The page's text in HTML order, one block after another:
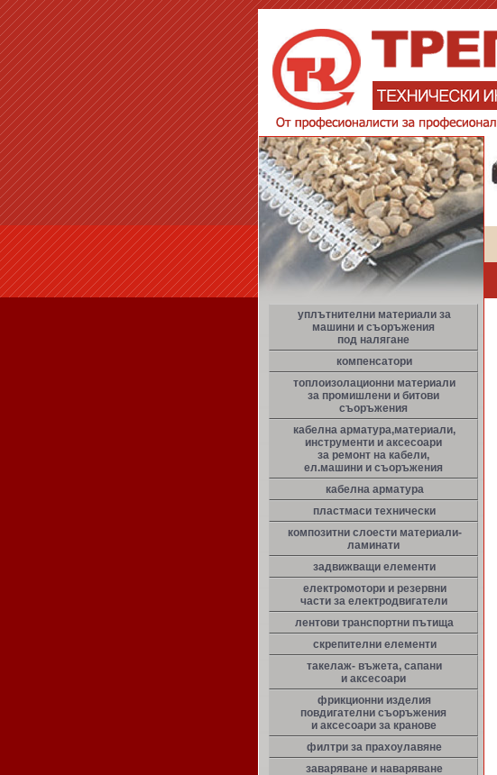
уплътнителни материали за
машини и съоръжения
под налягане
компенсатори
топлоизолационни материали
за промишлени и битови
съоръжения
кабелна арматура,материали,
инструменти и аксесоари
за ремонт на кабели,
ел.машини и съоръжения
кабелна арматура
пластмаси технически
композитни слоести материали-
ламинати
задвижващи елементи
електромотори и резервни
части за електродвигатели
лентови транспортни пътища
скрепителни елементи
такелаж- въжета, сапани
и аксесоари
фрикционни изделия
повдигателни съоръжения
и аксесоари за кранове
филтри за прахоулавяне
заваряване и наваряване